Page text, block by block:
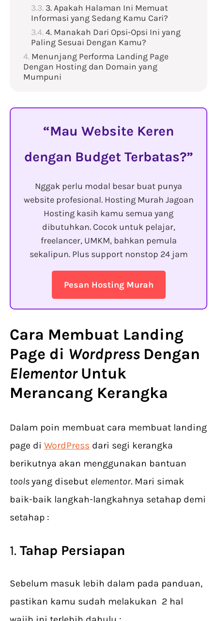
3. Apakah Halaman Ini Memuat
Informasi yang Sedang Kamu Cari?
4. Manakah Dari Opsi-Opsi Ini yang
Paling Sesuai Dengan Kamu?
Menunjang Performa Landing Page
Dengan Hosting dan Domain yang
Mumpuni
Mau Website Keren
dengan Budget Terbatas?
Nggak perlu modal besar buat punya
website profesional. Hosting Murah Jagoan
Hosting kasih kamu semua yang
dibutuhkan. Cocok untuk pelajar,
freelancer, UMKM, bahkan pemula
sekalipun. Plus support nonstop 24 jam
Pesan Hosting Murah
Cara Membuat Landing
Page di Wordpress Dengan
Elementor Untuk
Merancang Kerangka
Dalam poin membuat cara membuat landing
page di WordPress dari segi kerangka
berikutnya akan menggunakan bantuan
toolsyang disebut elementor. Mari simak
baik-baik langkah-langkahnya setahap demi
setahap :
1. Tahap Persiapan
Sebelum masuk lebih dalam pada panduan,
pastikan kamu sudah melakukan 2 hal